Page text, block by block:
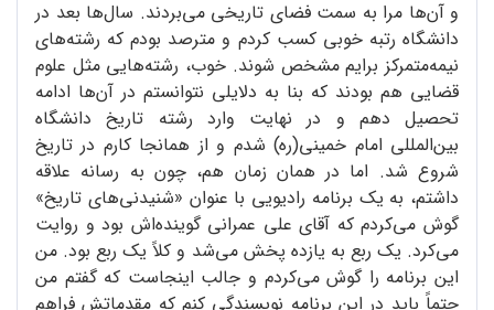
و آن‌ها مرا به سمت فضای تاریخی می‌بردند. سال‌ها بعد در
دانشگاه رتبه خوبی کسب کردم و مترصد بودم که رشته‌های
نیمه‌متمرکز برایم مشخص شوند. خوب، رشته‌هایی مثل علوم
قضایی هم بودند که بنا به دلایلی نتوانستم در آن‌ها ادامه
تحصیل دهم و در نهایت وارد رشته تاریخ دانشگاه
بین‌المللی امام خمینی(ره) شدم و از همانجا کارم در تاریخ
شروع شد. اما در همان زمان هم، چون به رسانه علاقه
داشتم، به یک برنامه رادیویی با عنوان «شنیدنی‌های تاریخ»
گوش می‌کردم که آقای علی عمرانی گوینده‌اش بود و روایت
می‌کرد. یک ربع به یازده پخش می‌شد و کلاً یک ربع بود. من
این برنامه را گوش می‌کردم و جالب اینجاست که گفتم من
حتماً باید در این برنامه نویسندگی کنم که مقدماتش فراهم